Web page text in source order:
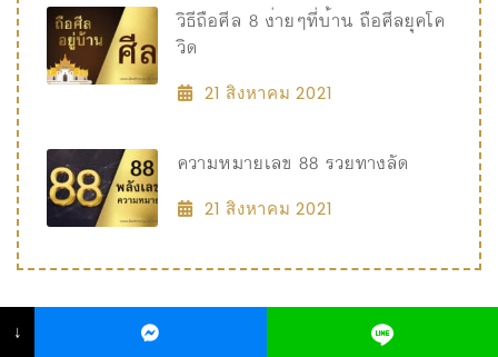
วิธีถือศีล 8 ง่ายๆที่บ้าน ถือศีลยุคโค
วิด
21 สิงหาคม 2021
ความหมายเลข 88 รวยทางลัด
21 สิงหาคม 2021
↓